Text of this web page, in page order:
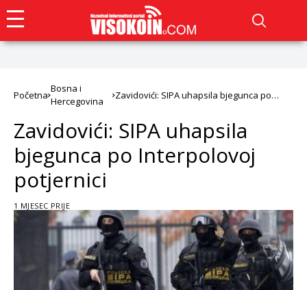
Početna
Bosna i
Hercegovina
Zavidovići: SIPA uhapsila bjegunca po
Zavidovići: SIPA uhapsila
bjegunca po Interpolovoj
potjernici
1 MJESEC PRIJE